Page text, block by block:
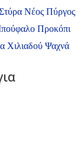
Νέος Πύργος
Προκόπι
Χιλιαδού Ψαχνά